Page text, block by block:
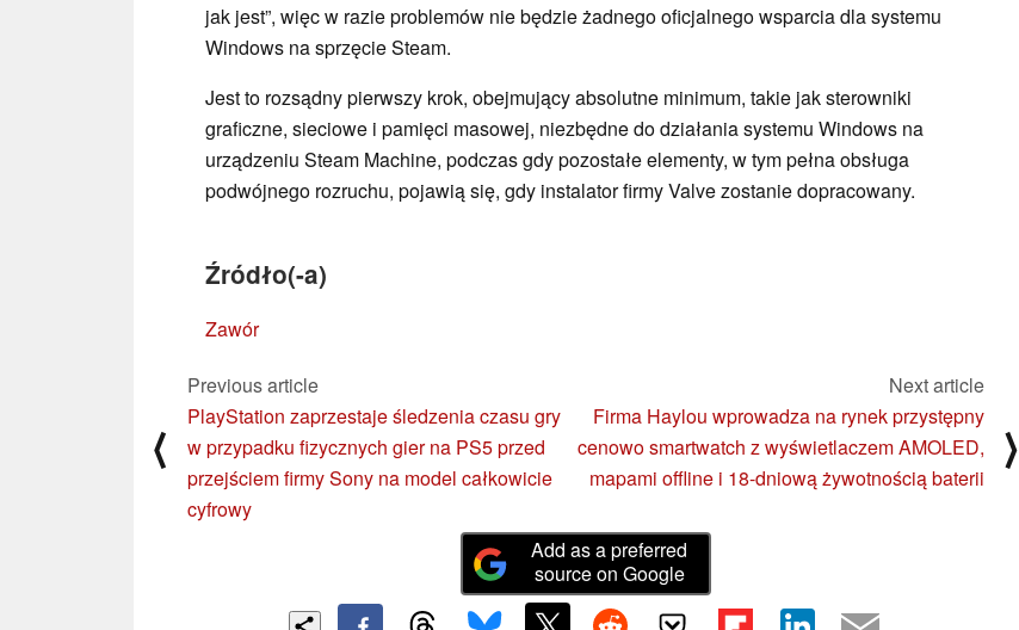
jak jest”, więc w razie problemów nie będzie żadnego oficjalnego wsparcia dla systemu
Windows na sprzęcie Steam.
Jest to rozsądny pierwszy krok, obejmujący absolutne minimum, takie jak sterowniki
graficzne, sieciowe i pamięci masowej, niezbędne do działania systemu Windows na
urządzeniu Steam Machine, podczas gdy pozostałe elementy, w tym pełna obsługa
podwójnego rozruchu, pojawią się, gdy instalator firmy Valve zostanie dopracowany.
Źródło(-a)
Zawór
⟨
Previous article
PlayStation zaprzestaje śledzenia czasu gry
w przypadku fizycznych gier na PS5 przed
przejściem firmy Sony na model całkowicie
cyfrowy
Next article
Firma Haylou wprowadza na rynek przystępny
cenowo smartwatch z wyświetlaczem AMOLED,
mapami offline i 18-dniową żywotnością baterii
⟩
Add as a preferred
source on Google